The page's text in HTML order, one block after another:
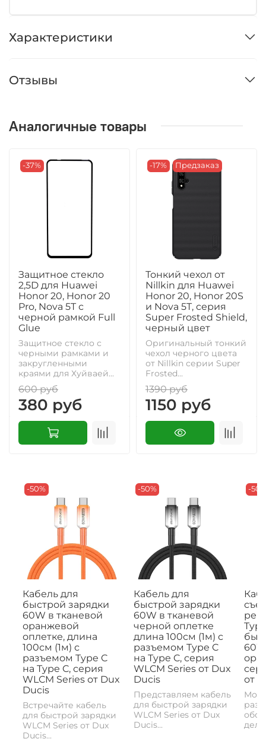
Характеристики
Отзывы
Аналогичные товары
-37%
Защитное стекло
2,5D для Huawei
Honor 20, Honor 20
Pro, Nova 5T с
черной рамкой Full
Glue
Защитное стекло с
черными рамками и
закругленными
краями для Хуйваей...
600 руб
380 руб
-17% Предзаказ
Тонкий чехол от
Nillkin для Huawei
Honor 20, Honor 20S
и Nova 5T, серия
Super Frosted Shield,
черный цвет
Оригинальный тонкий
чехол черного цвета
от Nillkin серии Super
Frosted...
1390 руб
1150 руб
-50%
Кабель для
быстрой зарядки
60W в тканевой
оранжевой
оплетке, длина
100см (1м) с
разъемом Type C
на Type C, серия
WLCM Series от Dux
Ducis
Встречайте кабель
для быстрой зарядки
WLCM Series от Dux
Ducis...
-50%
Кабель для
быстрой зарядки
60W в тканевой
черной оплетке
длина 100см (1м) с
разъемом Type C
на Type C, серия
WLCM Series от Dux
Ducis
Представляем кабель
для быстрой зарядки
WLCM Series от Dux
Ducis...
-
от